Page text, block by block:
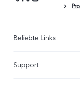
Beliebte Links
Support